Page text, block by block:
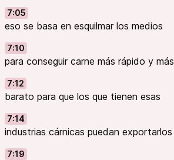
7:05
eso se basa en esquilmar los medios
7:10
para conseguir carne más rápido y más
7:12
barato para que los que tienen esas
7:14
industrias cárnicas puedan exportarlos
7:19